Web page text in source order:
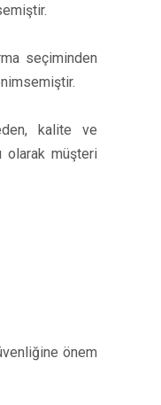
seçiminden
kalite ve
olarak müşteri
önem